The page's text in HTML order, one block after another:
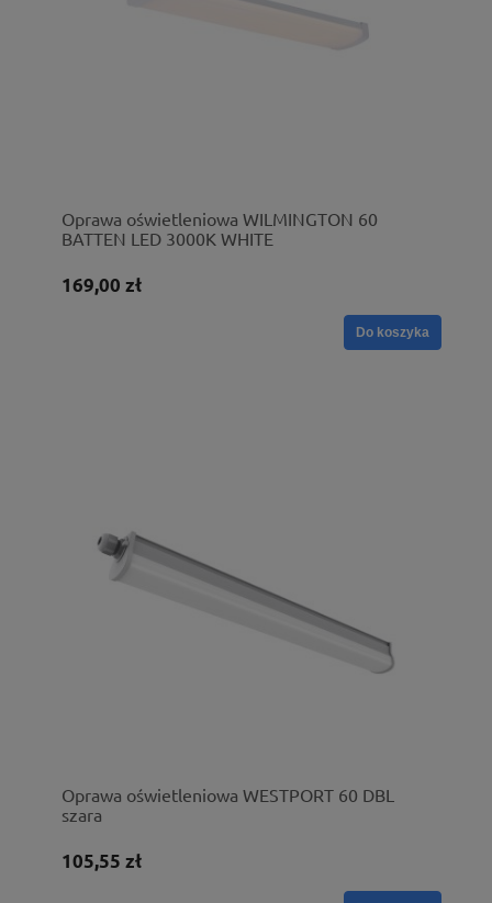
Oprawa oświetleniowa WILMINGTON 60
BATTEN LED 3000K WHITE
169,00 zł
Do koszyka
Oprawa oświetleniowa WESTPORT 60 DBL
szara
105,55 zł